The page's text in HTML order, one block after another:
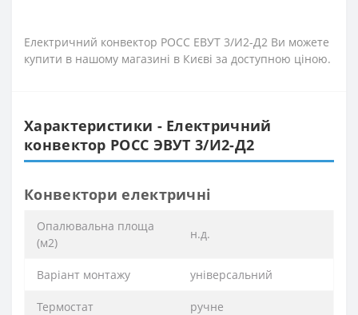
Електричний конвектор РОСС ЕВУТ 3/И2-Д2 Ви можете
купити в нашому магазині в Києві за доступною ціною.
Характеристики - Електричний
конвектор РОСС ЭВУТ 3/И2-Д2
Конвектори електричні
Опалювальна площа
(м2)
н.д.
Варіант монтажу універсальний
Термостат ручне